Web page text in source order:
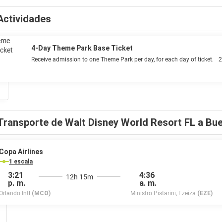
de Disney Coronado Springs Resort que disponen de
y reproductor de DVD. El baño cuenta con artículos de higiene
especializado en carnes asadas, además del Café Rix, que sirve
bares para que puedas disfrutar de tu bebida
en los restaurantes, entre otras posibilidades Reserva tus
ese momento mágico
4-Day Theme Park Base Ticket
Receive admission to one Theme Park per day, for each day of ticket.
de Walt Disney World Resort FL a
Copa Airlines
1 escala
3:21
p. m.
Intl (MCO)
12h 15m
4:36
a. m.
Ministro Pistarini, Ezeiza (EZE)